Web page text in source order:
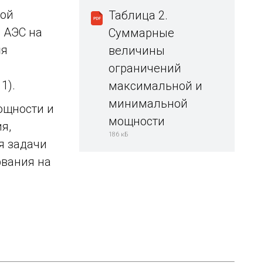
Таблица 2.
Суммарные
величины
ограничений
максимальной и
минимальной
мощности
186 кБ
АЭС на
и
задачи
на